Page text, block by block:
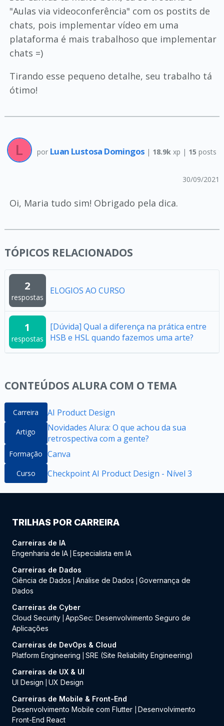
"Aulas via videoconferência" com os postits de
chats, pois implementar vídeo em uma
plataforma é mais trabalhoso que implementar
chats =)
Tirando esse pequeno detalhe, seu trabalho tá
ótimo!
por Luan Lustosa Domingos | 18.9k xp | 15 posts
30/09/2021
Oi, Maria tudo sim! Obrigado pela dica.
TÓPICOS RELACIONADOS
2
respostas
ELOGIOS AO CURSO
1
respostas
[Dúvida] Qual a diferença na prática entre
HSB e HSL quando fazemos uma arte?
CONTEÚDOS ALURA COM O TEMA
Carreira AI Product Design
Artigo
Novidades Alura: O que achou da sua
retrospectiva com a gente?
Formação Canva
Curso Checkpoint AI Product Design - Nível 3
TRILHAS POR CARREIRA
Carreiras de IA
Engenharia de IA Especialista em IA
Carreiras de Dados
Ciência de Dados
Análise de Dados
Governança de
Dados
Carreiras de Cyber
Cloud Security AppSec: Desenvolvimento Seguro de
Aplicações
Carreiras de DevOps & Cloud
Platform Engineering
SRE (Site Reliability Engineering)
Carreiras de UX & UI
UI Design
UX Design
Carreiras de Mobile & Front-End
Desenvolvimento Mobile com Flutter
Desenvolvimento
Front-End React